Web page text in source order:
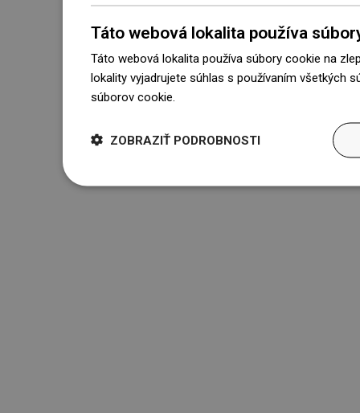
Táto webová lokalita používa
Táto webová lokalita používa súbory cookie na
lokality vyjadrujete súhlas s používaním všetkých
súborov cookie.
ZOBRAZIŤ PODROBNOSTI